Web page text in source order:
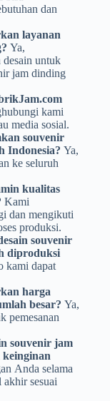
dan
layanan
Ya,
desain untuk
jam dinding
kami
media sosial.
souvenir
Indonesia? Ya,
ke seluruh
kualitas
Kami
dan mengikuti
produksi.
souvenir
diproduksi
kami dapat
harga
besar? Ya,
pemesanan
souvenir jam
keinginan
Anda selama
akhir sesuai